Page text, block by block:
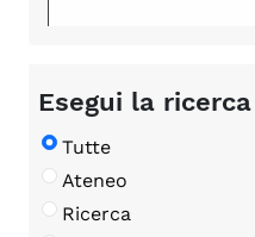
Esegui la
Tutte
Ateneo
Ricerca